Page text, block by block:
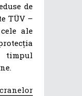
de
TÜV –
ale